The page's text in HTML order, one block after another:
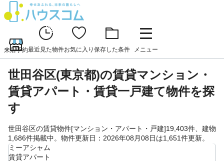
来店予約最近見た物件お気に入り 保存した条件 メニュー
世田谷区(東京都)の賃貸マンション・
賃貸アパート・賃貸一戸建て物件を探
す
世田谷区の賃貸物件[マンション・アパート・戸建]19,403件、建物
1,686件掲載中。物件更新日：2026年08月08日は1,651件更新。
ミーアシャム
賃貸アパート